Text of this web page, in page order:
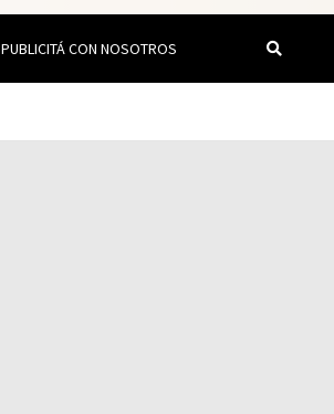
PUBLICITÁ CON NOSOTROS